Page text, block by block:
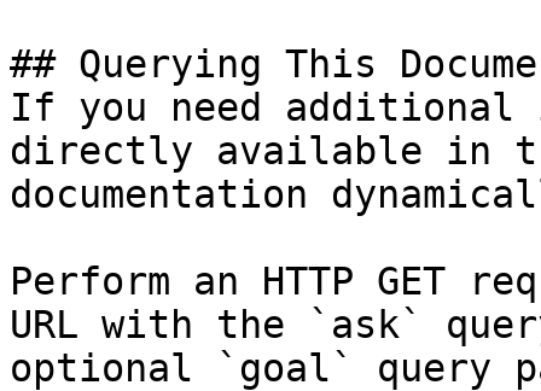
## Querying This
If you need
directly available in
documentation
Perform an HTTP GET
URL with the `ask`
optional `goal` query